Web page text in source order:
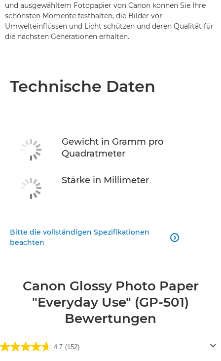
und ausgewähltem Fotopapier von Canon können Sie Ihre
schönsten Momente festhalten, die Bilder vor
Umwelteinflüssen und Licht schützen und deren Qualität für
die nächsten Generationen erhalten.
Technische Daten
Gewicht in Gramm pro
Quadratmeter
Stärke in Millimeter
Bitte die vollständigen Spezifikationen
beachten

Canon Glossy Photo Paper
"Everyday Use" (GP-501)
Bewertungen
4.7 (152)
4.7